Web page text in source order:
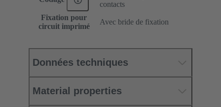
contacts
Fixation pour
circuit imprimé
Avec bride de fixation
Données techniques
Material properties